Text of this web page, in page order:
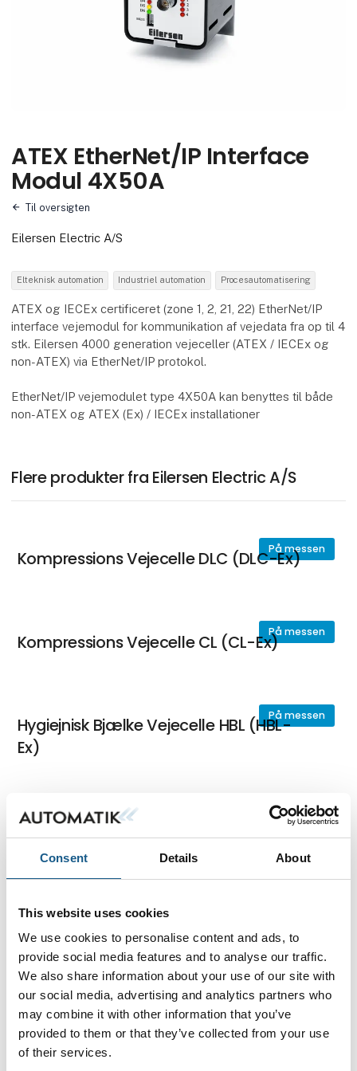
Consent Details About
This website uses cookies
We use cookies to personalise content and ads, to
provide social media features and to analyse our traffic.
We also share information about your use of our site with
our social media, advertising and analytics partners who
may combine it with other information that you’ve
provided to them or that they’ve collected from your use
of their services.
ATEX EtherNet/IP Interface
Modul 4X50A
Til oversigten
Eilersen Electric A/S
Elteknisk automation Industriel automation Procesautomatisering
ATEX og IECEx certificeret (zone 1, 2, 21, 22) EtherNet/IP
interface vejemodul for kommunikation af vejedata fra op til 4
stk. Eilersen 4000 generation vejeceller (ATEX / IECEx og
non-ATEX) via EtherNet/IP protokol.
EtherNet/IP vejemodulet type 4X50A kan benyttes til både
non-ATEX og ATEX (Ex) / IECEx installationer
Flere produkter fra Eilersen Electric A/S
På messen
Kompressions Vejecelle DLC (DLC-Ex)
På messen
Kompressions Vejecelle CL (CL-Ex)
På messen
Hygiejnisk Bjælke Vejecelle HBL (HBL-
Ex)
På messen
Bjælke Vejecelle BL (BL-Ex)
Digital LCD Vejeindikator 5024G
ATEX PROFINET Interface Modul 4X70A